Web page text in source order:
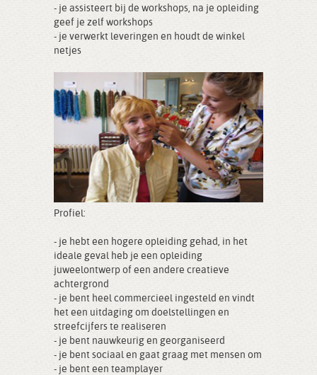
- je assisteert bij de workshops, na je opleiding
geef je zelf workshops
- je verwerkt leveringen en houdt de winkel
netjes
Profiel:
- je hebt een hogere opleiding gehad, in het
ideale geval heb je een opleiding
juweelontwerp of een andere creatieve
achtergrond
- je bent heel commercieel ingesteld en vindt
het een uitdaging om doelstellingen en
streefcijfers te realiseren
- je bent nauwkeurig en georganiseerd
- je bent sociaal en gaat graag met mensen om
- je bent een teamplayer